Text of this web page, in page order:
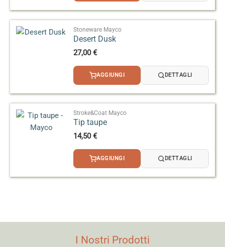
Stoneware Mayco
Desert Dusk
27,00€
AGGIUNGI DETTAGLI
Stroke&Coat Mayco
Tip taupe
14,50€
AGGIUNGI DETTAGLI
I Nostri Prodotti